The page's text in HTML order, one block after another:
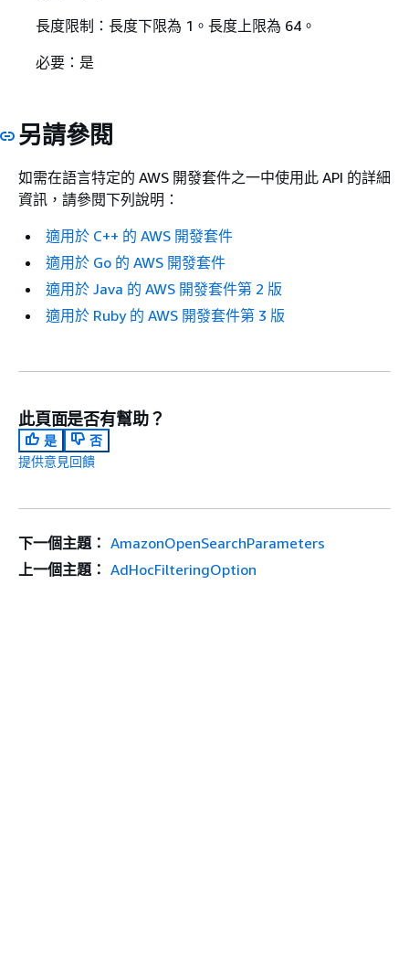
長度限制：長度下限為 1。長度上限為 64。
必要：是
另請參閱
如需在語言特定的 AWS 開發套件之一中使用此 API 的詳細
資訊，請參閱下列說明：
適用於 C++ 的 AWS 開發套件
適用於 Go 的 AWS 開發套件
適用於 Java 的 AWS 開發套件第 2 版
適用於 Ruby 的 AWS 開發套件第 3 版
此頁面是否有幫助？
是
否
提供意見回饋
下一個主題： AmazonOpenSearchParameters
上一個主題： AdHocFilteringOption